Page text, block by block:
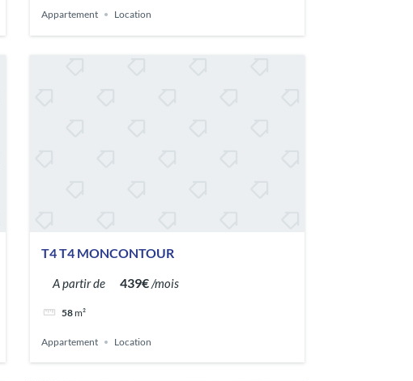
Appartement Location
T4 T4 MONCONTOUR
A partir de 439€/mois
58m²
Appartement Location